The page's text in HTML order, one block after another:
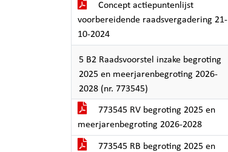
Concept actiepuntenlijst
voorbereidende raadsvergadering 21-
10-2024
5 B2 Raadsvoorstel inzake begroting
2025 en meerjarenbegroting 2026-
2028 (nr. 773545)
773545 RV begroting 2025 en
meerjarenbegroting 2026-2028
773545 RB begroting 2025 en